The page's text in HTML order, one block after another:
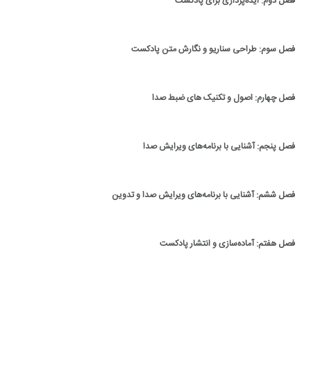
فصل سوم: طراحی سناریو و نگارش متن پادکست
فصل چهارم: اصول و تکنیک های ضبط صدا
فصل پنجم: آشنایی با برنامه‌های ویرایش صدا
فصل ششم: آشنایی با برنامه‌های ویرایش صدا و تدوین
فصل هفتم: آماده‌سازی و انتشار پادکست